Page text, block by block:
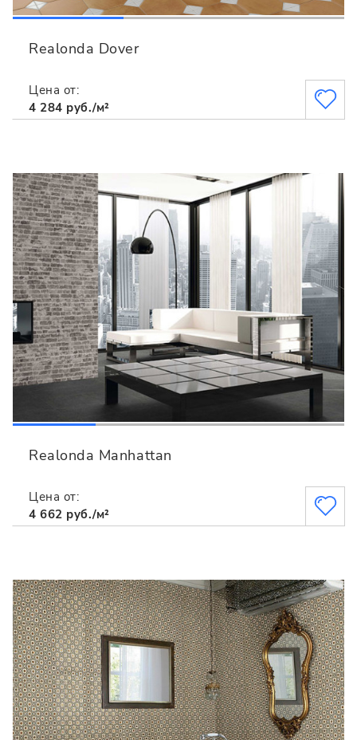
Realonda Dover
Цена от:
4 284 руб./м²
Realonda Manhattan
Цена от:
4 662 руб./м²